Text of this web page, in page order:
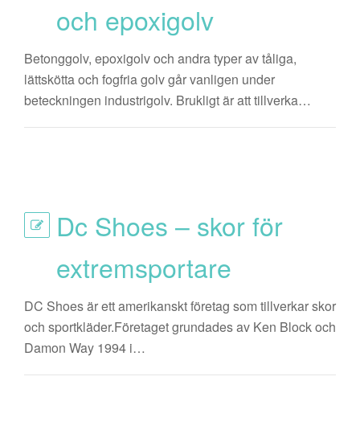
och epoxigolv
Betonggolv, epoxigolv och andra typer av tåliga,
lättskötta och fogfria golv går vanligen under
beteckningen industrigolv. Brukligt är att tillverka…
Dc Shoes – skor för
extremsportare
DC Shoes är ett amerikanskt företag som tillverkar skor
och sportkläder.Företaget grundades av Ken Block och
Damon Way 1994 i…